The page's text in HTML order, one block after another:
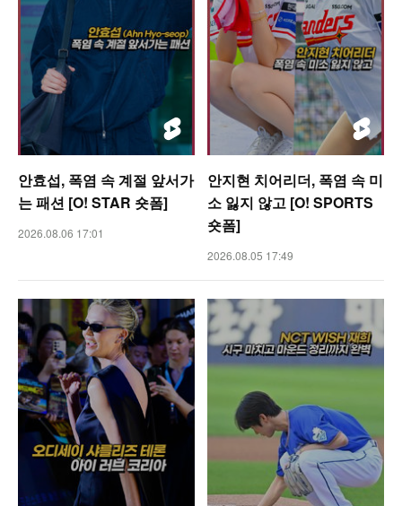
안효섭, 폭염 속 계절 앞서가
는 패션 [O! STAR 숏폼]
2026.08.06 17:01
안지현 치어리더, 폭염 속 미
소 잃지 않고 [O! SPORTS
숏폼]
2026.08.05 17:49